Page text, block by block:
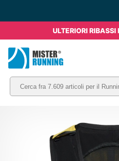
ULTERIORI